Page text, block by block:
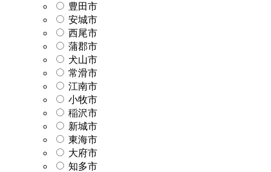
豊田市
安城市
西尾市
蒲郡市
犬山市
常滑市
江南市
小牧市
稲沢市
新城市
東海市
大府市
知多市